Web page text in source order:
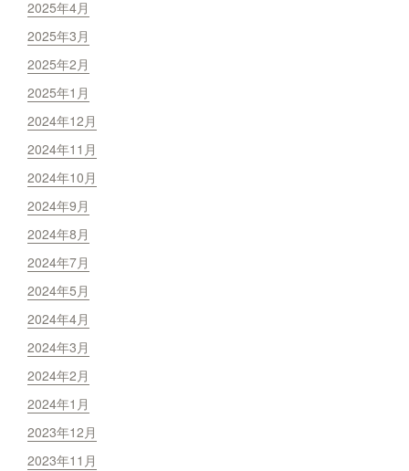
2025年4月
2025年3月
2025年2月
2025年1月
2024年12月
2024年11月
2024年10月
2024年9月
2024年8月
2024年7月
2024年5月
2024年4月
2024年3月
2024年2月
2024年1月
2023年12月
2023年11月